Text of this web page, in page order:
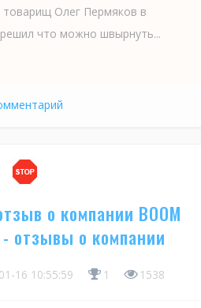
товарищ Олег Пермяков в
решил что можно швырнуть...
о компании BOOM
- отзывы о компании
16 10:55:59 1 1538